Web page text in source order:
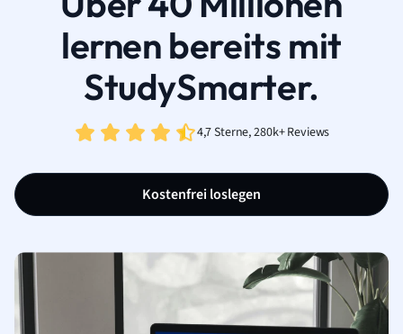
lernen bereits mit
StudySmarter.
4,7 Sterne, 280k+ Reviews
Kostenfrei loslegen